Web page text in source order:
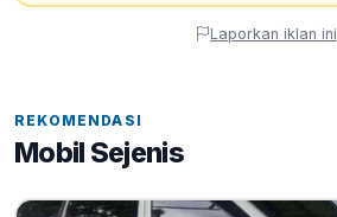
Laporkan iklan ini
REKOMENDASI
Mobil Sejenis